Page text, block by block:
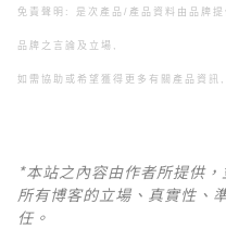
免責聲明: 是次產品/產品資料由品牌
品牌之言論及立場,
如需協助或希望獲得更多有關產品資訊
*本站之內容由作者所提供
所有博客的立場、真實性、
任。